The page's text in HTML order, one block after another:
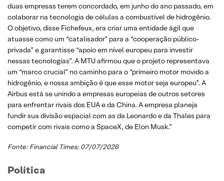
duas empresas terem concordado, em junho do ano passado, em
colaborar na tecnologia de células a combustível de hidrogênio.
O objetivo, disse Fichefeux, era criar uma entidade ágil que
atuasse como um “catalisador” para a “cooperação público-
privada” e garantisse “apoio em nível europeu para investir
nessas tecnologias”. A MTU afirmou que o projeto representava
um “marco crucial” no caminho para o “primeiro motor movido a
hidrogênio, e nossa ambição é que esse motor seja europeu”. A
Airbus está se unindo a empresas europeias de outros setores
para enfrentar rivais dos EUA e da China. A empresa planeja
fundir sua divisão espacial com as da Leonardo e da Thales para
competir com rivais como a SpaceX, de Elon Musk.”
Fonte: Financial Times; 07/07/2026
Política